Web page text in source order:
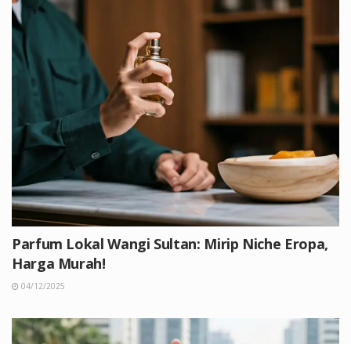
Parfum Lokal Wangi Sultan: Mirip Niche Eropa,
Harga Murah!
04/12/2025